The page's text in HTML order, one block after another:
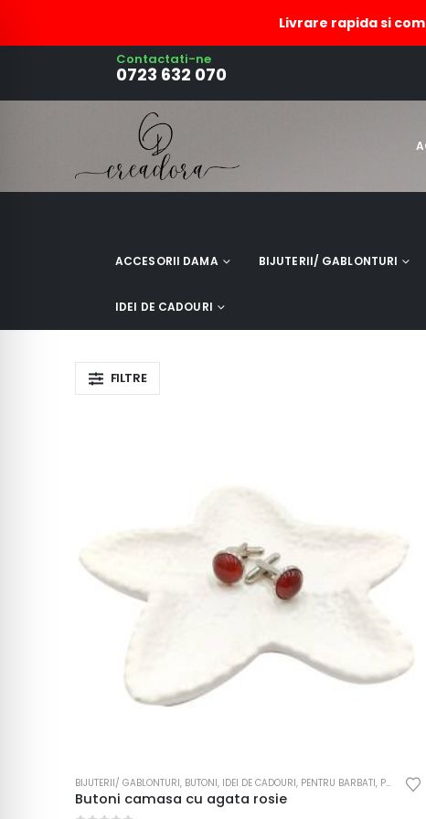
Livrare rapida si
Contactati-ne
0723 632 070
ACCESORII DAMA BIJUTERII/ GABLONTURI
IDEI DE CADOURI
butoni rotunzi cu agata rosie
FILTRE
BIJUTERII/ GABLONTURI, BUTONI, IDEI DE CADOURI, PENTRU BARBATI, PENTRU FEMEI
Butoni camasa cu agata rosie